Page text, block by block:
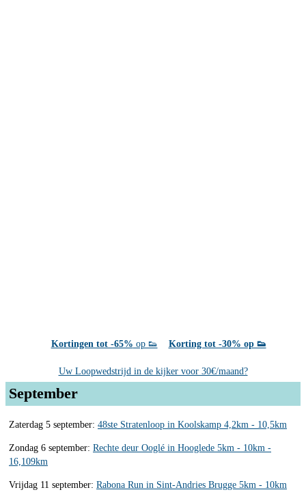
Kortingen tot -65% op 👟 Korting tot -30% op 👟
Uw Loopwedstrijd in de kijker voor 30€/maand?
September
Zaterdag 5 september: 48ste Stratenloop in Koolskamp 4,2km - 10,5km
Zondag 6 september: Rechte deur Ooglé in Hooglede 5km - 10km -
16,109km
Vrijdag 11 september: Rabona Run in Sint-Andries Brugge 5km - 10km